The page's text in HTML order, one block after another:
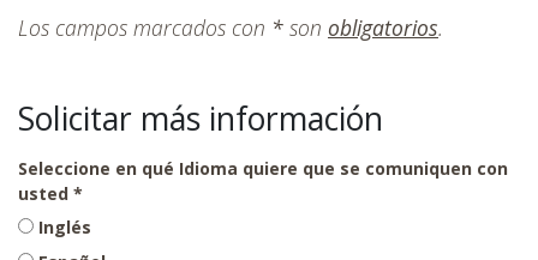
Los campos marcados con * son obligatorios.
Solicitar más información
Seleccione en qué Idioma quiere que se comuniquen con
usted
Inglés